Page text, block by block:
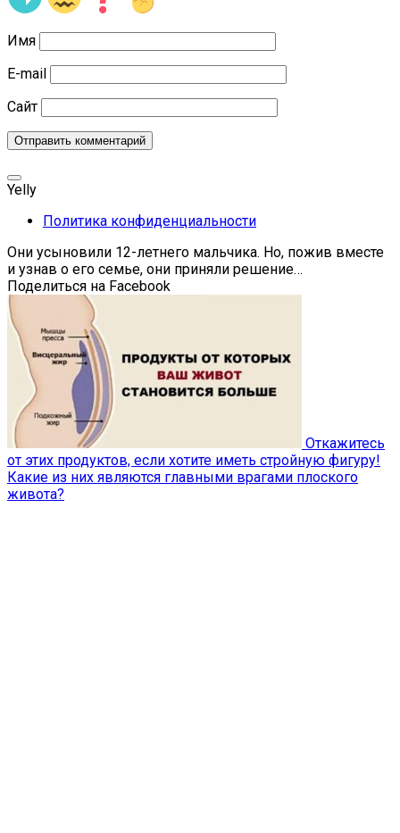
Имя
E-mail
Сайт
Yelly
Политика конфиденциальности
Они усыновили 12-летнего мальчика. Но, пожив вместе
и узнав о его семье, они приняли решение…
Поделиться на Facebook
Откажитесь
от этих продуктов, если хотите иметь стройную фигуру!
Какие из них являются главными врагами плоского
живота?